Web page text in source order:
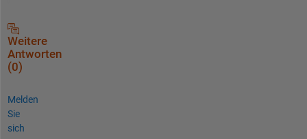
Weitere
Antworten
(0)
Melden
Sie
sich